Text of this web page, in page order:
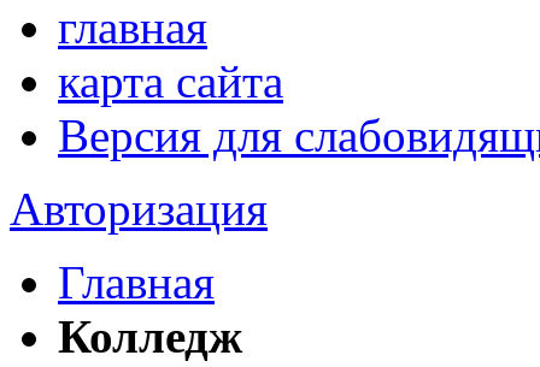
главная
карта сайта
Версия для
Авторизация
Главная
Колледж